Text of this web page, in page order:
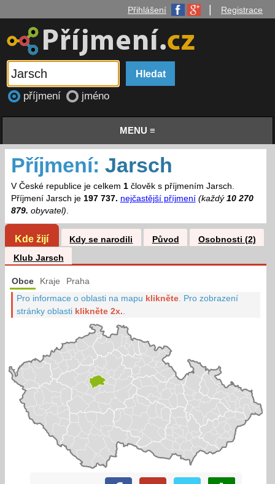
Přihlášení Registrace
příjmení jméno
MENU ≡
Příjmení: Jarsch
V České republice je celkem 1člověk s příjmením Jarsch.
Příjmení Jarsch je 197 737. nejčastější příjmení (každý 10 270
879. obyvatel).
Kde žijí Kdy se narodili Původ
Osobnosti (2)
Klub Jarsch
Obce Kraje Praha
Pro informace o oblasti na mapu klikněte Pro zobrazení
stránky oblasti klikněte 2x.